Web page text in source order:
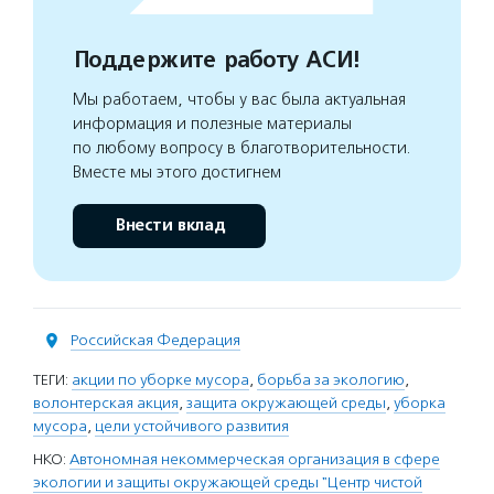
Поддержите работу АСИ!
Мы работаем, чтобы у вас была актуальная
информация и полезные материалы
по любому вопросу в благотворительности.
Вместе мы этого достигнем
Внести вклад
Российская Федерация
ТЕГИ: акции по уборке мусора, борьба за экологию,
волонтерская акция, защита окружающей среды, уборка
мусора, цели устойчивого развития
НКО: Автономная некоммерческая организация в сфере
экологии и защиты окружающей среды "Центр чистой